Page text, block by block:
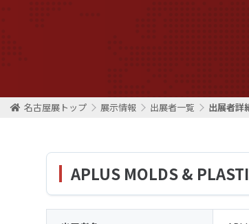
名古屋展トップ 展示情報 出展者一覧 出展者詳
APLUS MOLDS &